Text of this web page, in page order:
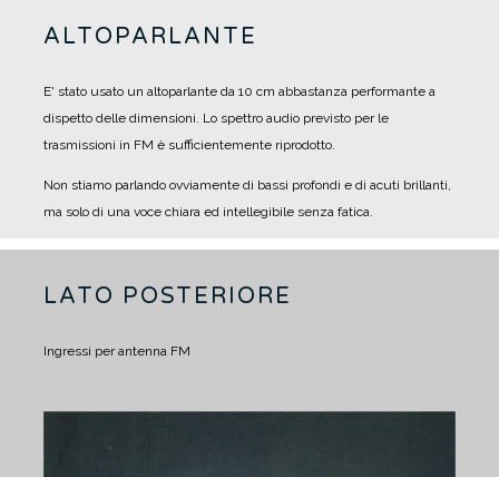
ALTOPARLANTE
E' stato usato un altoparlante da 10 cm abbastanza performante a
dispetto delle dimensioni. Lo spettro audio previsto per le
trasmissioni in FM è sufficientemente riprodotto.
Non stiamo parlando ovviamente di bassi profondi e di acuti brillanti,
ma solo di una voce chiara ed intellegibile senza fatica.
LATO POSTERIORE
Ingressi per antenna FM